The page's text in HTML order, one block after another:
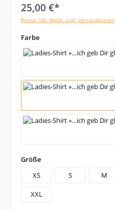
25,00 €*
Preise inkl. MwSt. zzgl. Versandkosten
Farbeauswählen
Größeauswählen
XS
S M
XXL